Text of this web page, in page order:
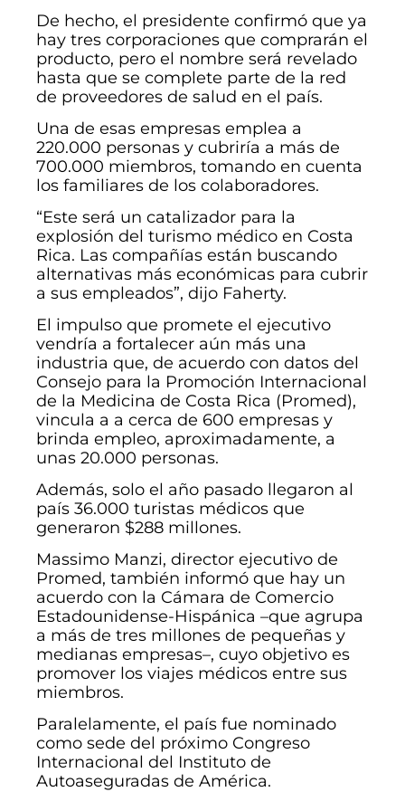
De hecho, el presidente confirmó que ya
hay tres corporaciones que comprarán el
producto, pero el nombre será revelado
hasta que se complete parte de la red
de proveedores de salud en el país.
Una de esas empresas emplea a
220.000 personas y cubriría a más de
700.000 miembros, tomando en cuenta
los familiares de los colaboradores.
“Este será un catalizador para la
explosión del turismo médico en Costa
Rica. Las compañías están buscando
alternativas más económicas para cubrir
a sus empleados”, dijo Faherty.
El impulso que promete el ejecutivo
vendría a fortalecer aún más una
industria que, de acuerdo con datos del
Consejo para la Promoción Internacional
de la Medicina de Costa Rica (Promed),
vincula a a cerca de 600 empresas y
brinda empleo, aproximadamente, a
unas 20.000 personas.
Además, solo el año pasado llegaron al
país 36.000 turistas médicos que
generaron $288 millones.
Massimo Manzi, director ejecutivo de
Promed, también informó que hay un
acuerdo con la Cámara de Comercio
Estadounidense-Hispánica –que agrupa
a más de tres millones de pequeñas y
medianas empresas–, cuyo objetivo es
promover los viajes médicos entre sus
miembros.
Paralelamente, el país fue nominado
como sede del próximo Congreso
Internacional del Instituto de
Autoaseguradas de América.